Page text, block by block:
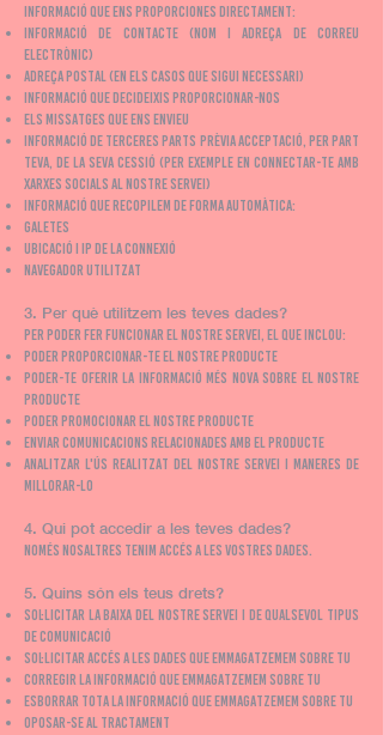
Informació que ens proporciones directament:
Informació de contacte (nom i adreça de correu
electrònic)
Adreça postal (en els casos que sigui necessari)
Informació que decideixis proporcionar-nos
Els missatges que ens envieu
Informació de terceres parts prèvia acceptació, per part
teva, de la seva cessió (per exemple en connectar-te amb
xarxes socials al nostre servei)
Informació que recopilem de forma automàtica:
Galetes
Ubicació i IP de la connexió
Navegador utilitzat
3. Per què utilitzem les teves dades?
Per poder fer funcionar el nostre servei, el que inclou:
Poder proporcionar-te el nostre producte
Poder-te oferir la informació més nova sobre el nostre
producte
Poder promocionar el nostre producte
Enviar comunicacions relacionades amb el producte
Analitzar l'ús realitzat del nostre servei i maneres de
millorar-lo
4. Qui pot accedir a les teves dades?
Només nosaltres tenim accés a les vostres dades.
5. Quins són els teus drets?
Sol·licitar la baixa del nostre servei i de qualsevol tipus
de comunicació
Sol·licitar accés a les dades que emmagatzemem sobre tu
Corregir la informació que emmagatzemem sobre tu
Esborrar tota la informació que emmagatzemem sobre tu
Oposar-se al tractament